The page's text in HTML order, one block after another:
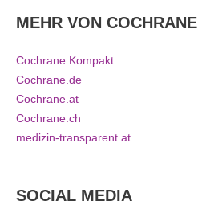
MEHR VON COCHRANE
Cochrane Kompakt
Cochrane.de
Cochrane.at
Cochrane.ch
medizin-transparent.at
SOCIAL MEDIA